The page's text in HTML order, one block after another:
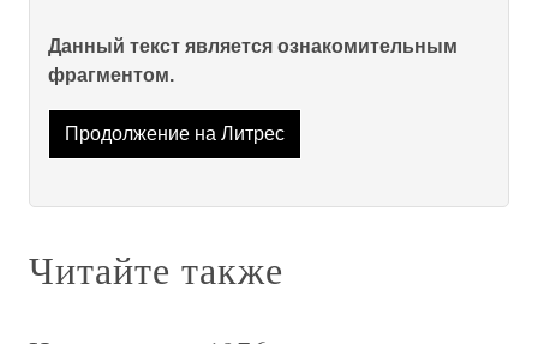
Данный текст является ознакомительным
фрагментом.
Продолжение на Литрес
Читайте также